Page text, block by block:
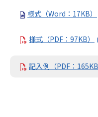
様式（Word：17KB）
様式（PDF：97KB）
記入例（PDF：165KB